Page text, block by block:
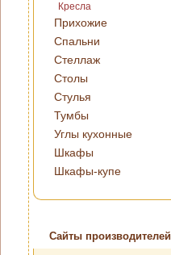
Кресла
Прихожие
Спальни
Стеллаж
Столы
Стулья
Тумбы
Углы кухонные
Шкафы
Шкафы-купе
Сайты производителей